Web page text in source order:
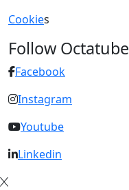
Cookies
Follow Octatube
Facebook
Instagram
Youtube
Linkedin